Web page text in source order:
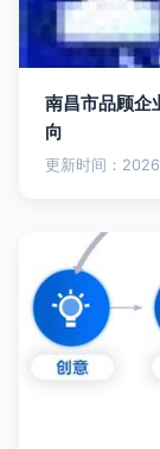
南昌市品顾企
向
更新时间：